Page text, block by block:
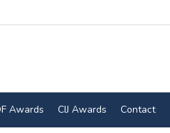
Awards CIJ Awards Contact